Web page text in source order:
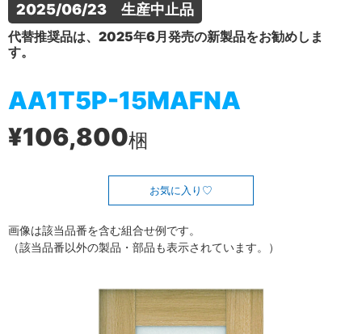
2025/06/23　生産中止品
代替推奨品は、2025年6月発売の新製品をお勧めしま
す。
AA1T5P-15MAFNA
¥106,800梱
お気に入り
画像は該当品番を含む組合せ例です。
（該当品番以外の製品・部品も表示されています。）